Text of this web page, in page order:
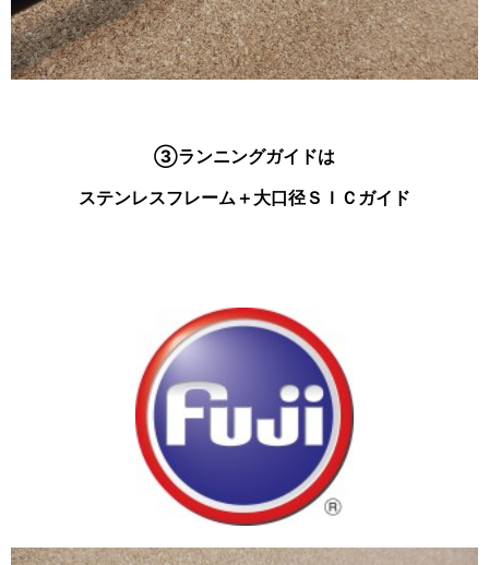
③ランニングガイドは
ステンレスフレーム＋大口径ＳＩＣガイド